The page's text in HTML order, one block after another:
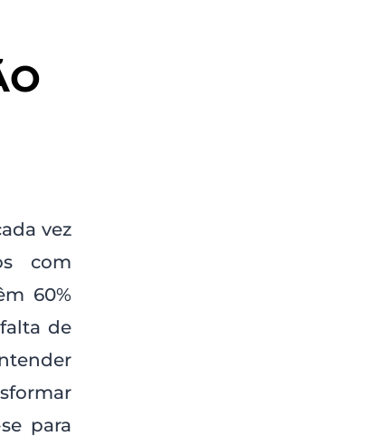
vez
com
60%
de
para